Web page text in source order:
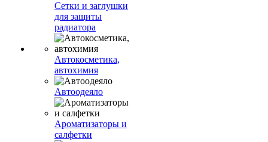
Сетки и заглушки
для защиты
радиатора
Автокосметика,
автохимия
Автоодеяло
Ароматизаторы и
салфетки